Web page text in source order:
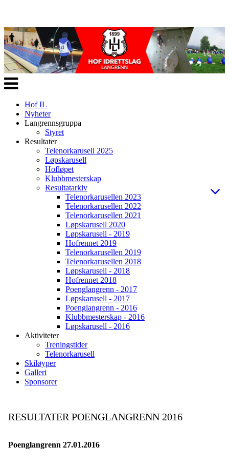
Veksle
navigasjon
Hof IL
Nyheter
Langrennsgruppa
Styret
Resultater
Telenorkarusell 2025
Løpskarusell
Hofløpet
Klubbmesterskap
Resultatarkiv
Telenorkarusellen 2023
Telenorkarusellen 2022
Telenorkarusellen 2021
Løpskarusell 2020
Løpskarusell - 2019
Hofrennet 2019
Telenorkarusellen 2019
Telenorkarusellen 2018
Løpskarusell - 2018
Hofrennet 2018
Poenglangrenn - 2017
Løpskarusell - 2017
Poenglangrenn - 2016
Klubbmesterskap - 2016
Løpskarusell - 2016
Aktiviteter
Treningstider
Telenorkarusell
Skiløyper
Galleri
Sponsorer
RESULTATER POENGLANGRENN 2016
Poenglangrenn 27.01.2016